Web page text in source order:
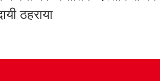
ठहराया